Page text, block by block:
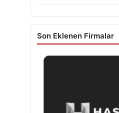
Son Eklenen Firmalar